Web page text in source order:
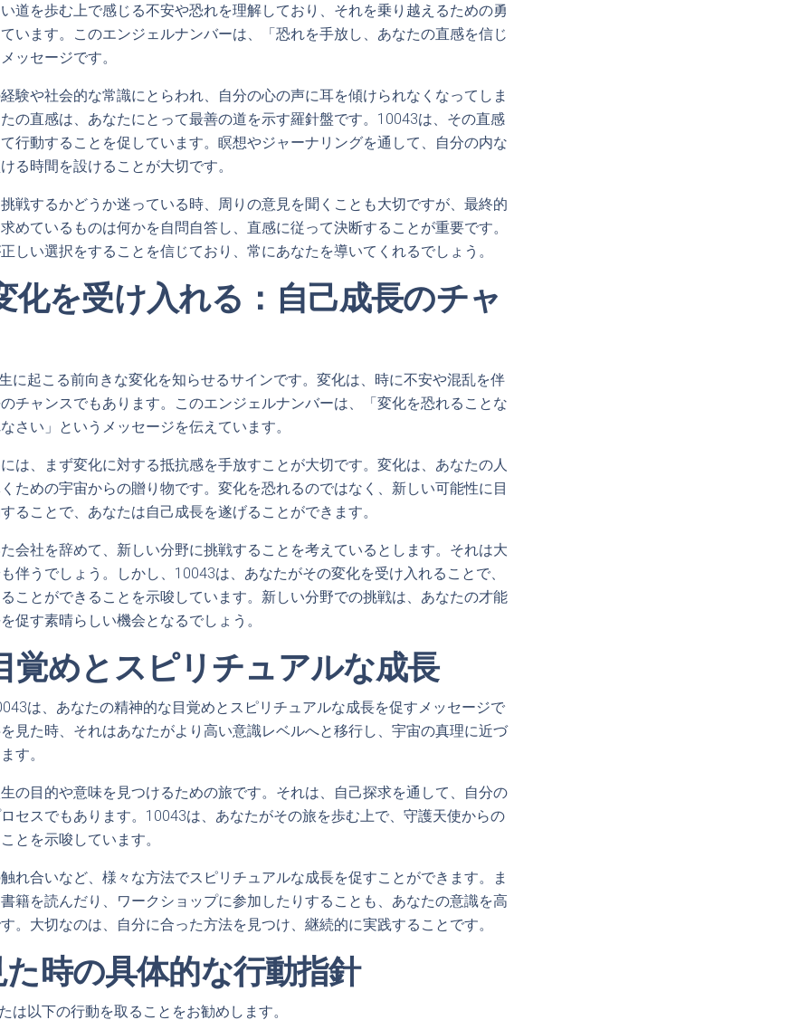
道を歩む上で感じる不安や恐れを理解しており、それを乗り越えるための勇
います。このエンジェルナンバーは、「恐れを手放し、あなたの直感を信じ
ッセージです。
験や社会的な常識にとらわれ、自分の心の声に耳を傾けられなくなってしま
の直感は、あなたにとって最善の道を示す羅針盤です。10043は、その直感
行動することを促しています。瞑想やジャーナリングを通して、自分の内な
る時間を設けることが大切です。
戦するかどうか迷っている時、周りの意見を聞くことも大切ですが、最終的
めているものは何かを自問自答し、直感に従って決断することが重要です。
しい選択をすることを信じており、常にあなたを導いてくれるでしょう。
化を受け入れる：自己成長のチャ
に起こる前向きな変化を知らせるサインです。変化は、時に不安や混乱を伴
チャンスでもあります。このエンジェルナンバーは、「変化を恐れることな
さい」というメッセージを伝えています。
は、まず変化に対する抵抗感を手放すことが大切です。変化は、あなたの人
ための宇宙からの贈り物です。変化を恐れるのではなく、新しい可能性に目
ることで、あなたは自己成長を遂げることができます。
会社を辞めて、新しい分野に挑戦することを考えているとします。それは大
伴うでしょう。しかし、10043は、あなたがその変化を受け入れることで、
ことができることを示唆しています。新しい分野での挑戦は、あなたの才能
促す素晴らしい機会となるでしょう。
覚めとスピリチュアルな成長
は、あなたの精神的な目覚めとスピリチュアルな成長を促すメッセージで
見た時、それはあなたがより高い意識レベルへと移行し、宇宙の真理に近づ
す。
の目的や意味を見つけるための旅です。それは、自己探求を通して、自分の
セスでもあります。10043は、あなたがその旅を歩む上で、守護天使からの
とを示唆しています。
れ合いなど、様々な方法でスピリチュアルな成長を促すことができます。ま
籍を読んだり、ワークショップに参加したりすることも、あなたの意識を高
。大切なのは、自分に合った方法を見つけ、継続的に実践することです。
時の具体的な行動指針
は以下の行動を取ることをお勧めします。